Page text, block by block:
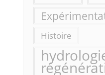
Histoire